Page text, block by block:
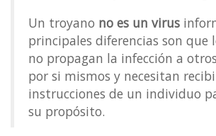
Un troyano no es un virus
principales diferencias son que
no propagan la infección a
por si mismos y necesitan
instrucciones de un individuo
su propósito.